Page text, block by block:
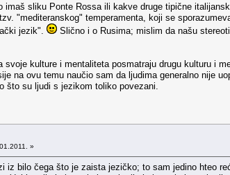
imaš sliku Ponte Rossa ili kakve druge tipične
"mediteranskog" temperamenta, koji se
jezik".
Slično i o Rusima; mislim da našu
kulture i mentaliteta posmatraju drugu kulturu i
na ovu temu naučio sam da ljudima generalno nije
što su ljudi s jezikom toliko povezani.
»
iz bilo čega što je zaista jezičko; to sam jedino hteo